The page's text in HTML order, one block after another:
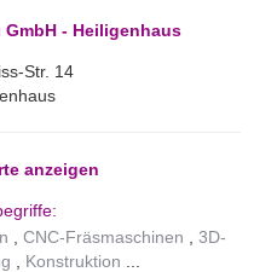
- Heiligenhaus
Str. 14
anzeigen
CNC-Fräsmaschinen
3D-
Konstruktion